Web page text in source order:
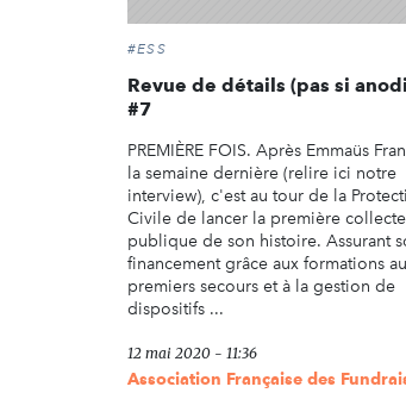
#ESS
Revue de détails (pas si
#7
PREMIÈRE FOIS. Après Emmaüs
la semaine dernière (relire ici notre
interview), c'est au tour de la
Civile de lancer la première collecte
publique de son histoire. Assurant
financement grâce aux formations
premiers secours et à la gestion de
dispositifs ...
12 mai 2020 - 11:36
Association Française des